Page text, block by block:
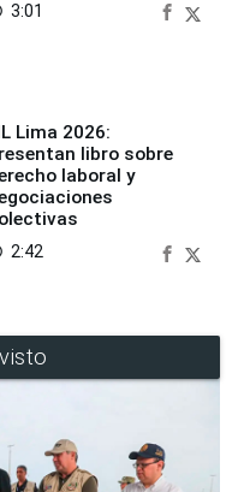
3:01
Lima 2026:
libro sobre
laboral y
2:42